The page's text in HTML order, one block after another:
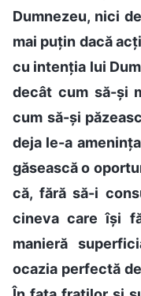
Dumnezeu, nici
mai puțin dacă
cu intenția lui
decât cum să-și
cum să-și
deja le-a
găsească o
că, fără să-i
cineva care își
manieră
ocazia perfectă